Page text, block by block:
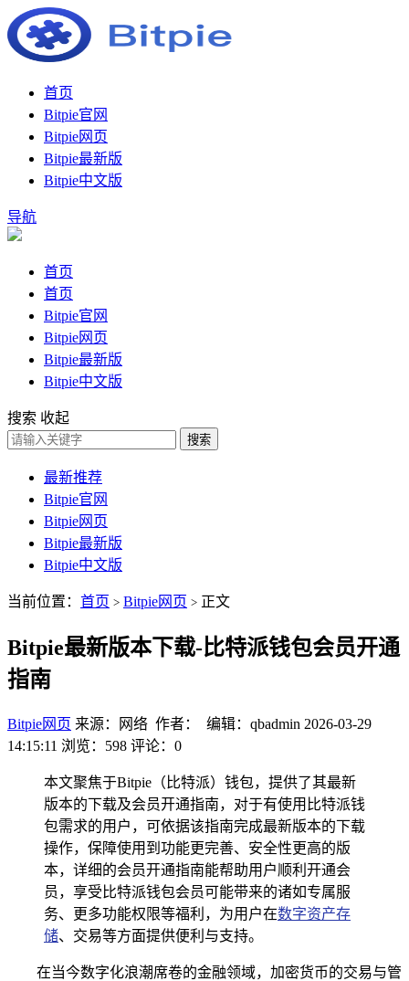
首页
Bitpie官网
Bitpie网页
Bitpie最新版
Bitpie中文版
导航
首页
首页
Bitpie官网
Bitpie网页
Bitpie最新版
Bitpie中文版
搜索 收起
搜索
最新推荐
Bitpie官网
Bitpie网页
Bitpie最新版
Bitpie中文版
当前位置： 首页 > Bitpie网页 > 正文
Bitpie最新版本下载-比特派钱包会员开通
指南
Bitpie网页 来源：网络 作者： 编辑：qbadmin 2026-03-29
14:15:11 浏览：598 评论：0
本文聚焦于Bitpie（比特派）钱包，提供了其最新
版本的下载及会员开通指南，对于有使用比特派钱
包需求的用户，可依据该指南完成最新版本的下载
操作，保障使用到功能更完善、安全性更高的版
本，详细的会员开通指南能帮助用户顺利开通会
员，享受比特派钱包会员可能带来的诸如专属服
务、更多功能权限等福利，为用户在数字资产存
储、交易等方面提供便利与支持。
在当今数字化浪潮席卷的金融领域，加密货币的交易与管